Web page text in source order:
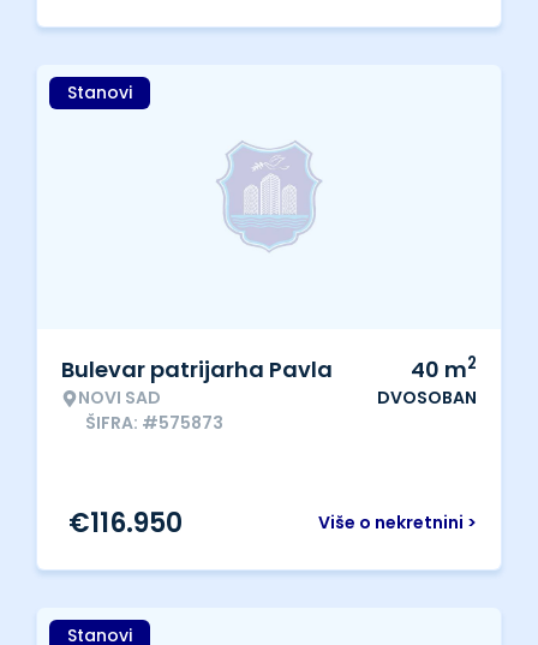
Stanovi
Bulevar patrijarha Pavla
NOVI SAD
ŠIFRA: #575873
40 m2
DVOSOBAN
Više o nekretnini >
€116.950
Stanovi